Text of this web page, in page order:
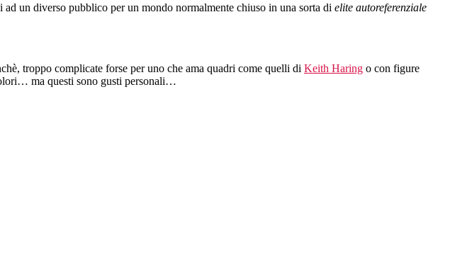
un diverso pubblico per un mondo normalmente chiuso in una sorta di elite autoreferenziale
troppo complicate forse per uno che ama quadri come quelli di Keith Haring o con figure
ma questi sono gusti personali…